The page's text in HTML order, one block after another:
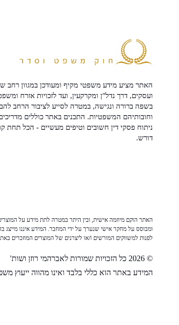
האתר מציע מידע משפטי מקיף ומעודכן במגוון רחב
ועסקים, דרך נדל"ן ומקרקעין, ועד לזכויות אזרח
בשפה ברורה ונגישה, במטרה לסייע לציבור הרחב
וחובותיהם המשפטיות. התכנים באתר כוללים
ניתוח פסקי דין חשובים וטיפים מעשיים - הכל תחת
דורש.
האתר הוקם מיוזמה אישית, ובין היתר במטרה לתת מידע על
ומבוסס על מחקר אישי שנערך על ידי המחבר. המידע איננו מייצג
לפנות למשווקים המורשים ו/או ליצרנים של המוצרים המוזכרים
© 2026 כל הזכויות שמורות לאברהמי רוזן ושות'
המידע באתר הוא כללי בלבד ואינו מהווה ייעוץ